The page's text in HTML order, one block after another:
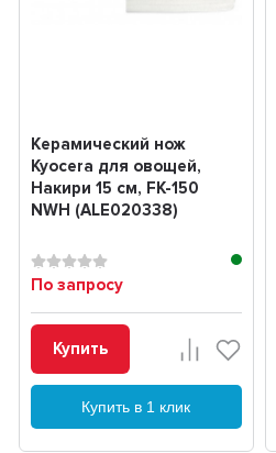
Керамический нож
Kyocera для овощей,
Накири 15 см, FK-150
NWH (ALE020338)
По запросу
Купить
Купить в 1 клик